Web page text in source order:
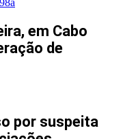
em Cabo
de
por suspeita